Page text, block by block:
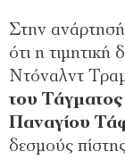
Στην ανάρτησή
ότι η
Ντόναλντ
του
Παναγίου
δεσμούς